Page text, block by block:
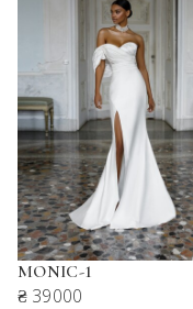
MONIC-1
₴ 39000